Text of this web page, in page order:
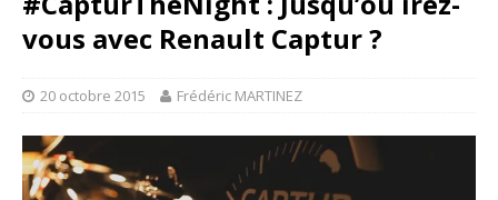
vous avec Renault Captur ?
20 octobre 2015 Frédéric MARTINEZ